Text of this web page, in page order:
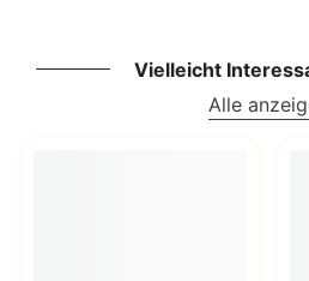
Vielleicht
Alle